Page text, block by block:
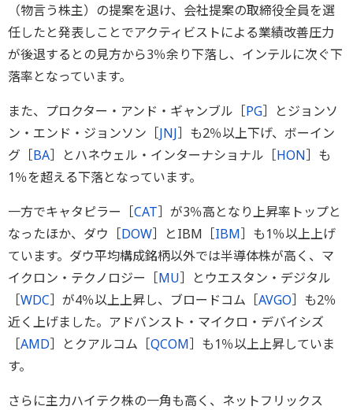
（物言う株主）の提案を退け、会社提案の取締役全員を選
任したと発表しことでアクティビストによる業績改善圧力
が後退するとの見方から3％余り下落し、インテルに次ぐ下
落率となっています。
また、プロクター・アンド・ギャンブル［PG］とジョンソ
ン・エンド・ジョンソン［JNJ］も2％以上下げ、ボーイン
グ［BA］とハネウェル・インターナショナル［HON］も
1％を超える下落となっています。
一方でキャタピラー［CAT］が3％高となり上昇率トップと
なったほか、ダウ［DOW］とIBM［IBM］も1％以上上げ
ています。ダウ平均構成銘柄以外では半導体株が高く、マ
イクロン・テクノロジー［MU］とウエスタン・デジタル
［WDC］が4％以上上昇し、ブロードコム［AVGO］も2％
近く上げました。アドバンスト・マイクロ・デバイシズ
［AMD］とクアルコム［QCOM］も1％以上上昇していま
す。
さらに主力ハイテク株の一角も高く、ネットフリックス